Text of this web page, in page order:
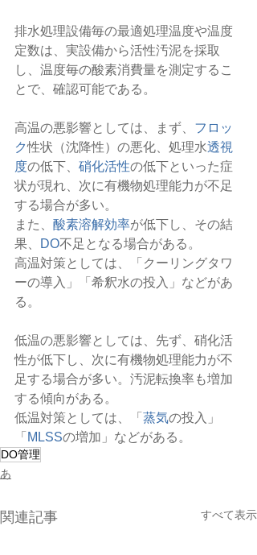
排水処理設備毎の最適処理温度や温度
定数は、実設備から活性汚泥を採取
し、温度毎の酸素消費量を測定するこ
とで、確認可能である。
高温の悪影響としては、まず、 フロッ
ク性状（沈降性）の悪化、処理水透視
度の低下、 硝化活性の低下といった症
状が現れ、次に有機物処理能力が不足
する場合が多い。
また、 酸素溶解効率が低下し、その結
果、
DO不足となる場合がある。
高温対策としては、「クーリングタワ
ーの導入」「希釈水の投入」などがあ
る。
低温の悪影響としては、先ず、硝化活
性が低下し、次に有機物処理能力が不
足する場合が多い。汚泥転換率も増加
する傾向がある。
低温対策としては、「 蒸気の投入」
「 MLSSの増加」などがある。
DO管理
あ
関連記事 すべて表示